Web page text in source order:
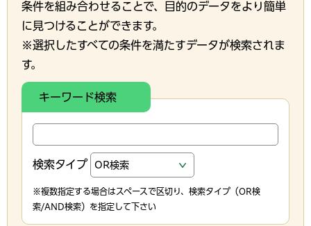
条件を組み合わせることで、目的のデータをより簡単
に見つけることができます。
※選択したすべての条件を満たすデータが検索されま
す。
キーワード検索
検索タイプ
※複数指定する場合はスペースで区切り、検索タイプ（OR検
索/AND検索）を指定して下さい